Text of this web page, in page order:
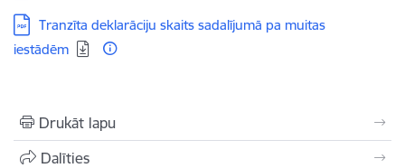
Lejupielādēt:
Tranzīta deklarāciju skaits sadalījumā pa muitas
iestādēm
Drukāt lapu
Dalīties